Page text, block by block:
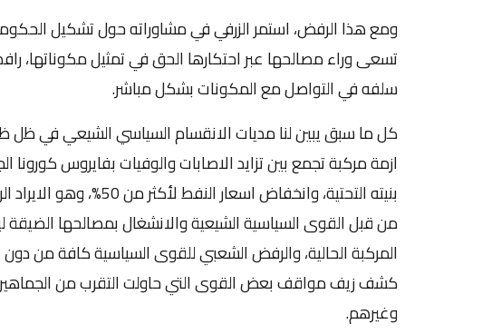
ومع هذا الرفض، استمر الزرفي في مشاوراته حول تشكيل
تسعى وراء مصالحها عبر احتكارها الحق في تمثيل مكوناتها،
سلفه في التواصل مع المكونات بشكل مباشر.
كل ما سبق يبين لنا مديات الانقسام السياسي الشيعي في ظل
ازمة مركبة تجمع بين تزايد الاصابات والوفيات بفايروس
بنيته التحتية، وانخفاض
من قبل القوى السياسية الشيعية والانشغال بمصالحها الضيقة
المركبة الحالية، والرفض الشعبي للقوى السياسية كافة من
كشف زيف مواقف بعض القوى التي حاولت التقرب من الجماهير
وغيرهم.